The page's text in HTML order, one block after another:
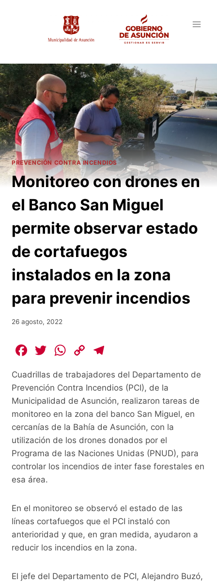
PREVENCIÓN CONTRA INCENDIOS
Monitoreo con drones en
el Banco San Miguel
permite observar estado
de cortafuegos
instalados en la zona
para prevenir incendios
26 agosto, 2022
F
c
e
b
o
o
k
T
itt
er
W
at
s
A
p
p
C
p
y
Li
n
k
e
gr
a
m
Cuadrillas de trabajadores del Departamento de
Prevención Contra Incendios (PCI), de la
Municipalidad de Asunción, realizaron tareas de
monitoreo en la zona del banco San Miguel, en
cercanías de la Bahía de Asunción, con la
utilización de los drones donados por el
Programa de las Naciones Unidas (PNUD), para
controlar los incendios de inter fase forestales en
esa área.
En el monitoreo se observó el estado de las
líneas cortafuegos que el PCI instaló con
anterioridad y que, en gran medida, ayudaron a
reducir los incendios en la zona.
El jefe del Departamento de PCI, Alejandro Buzó,